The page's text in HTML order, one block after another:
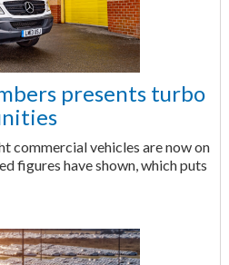
presents turbo
commercial vehicles are now on
figures have shown, which puts